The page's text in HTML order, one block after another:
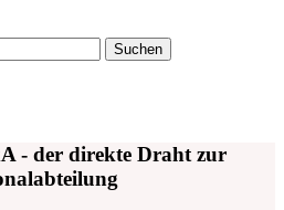
- der direkte Draht zur